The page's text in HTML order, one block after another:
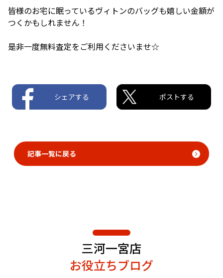
皆様のお宅に眠っているヴィトンのバッグも嬉しい金額が
つくかもしれません！
是非一度無料査定をご利用くださいませ☆
シェアする ポストする
記事一覧に戻る
三河一宮店
お役立ちブログ